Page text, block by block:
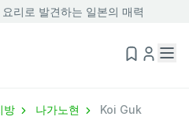
리로 발견하는 일본의 매력
방 나가노현 Koi Guk